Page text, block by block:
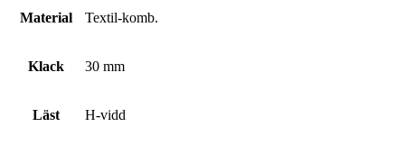
Material Textil-komb.
Klack 30 mm
Läst H-vidd